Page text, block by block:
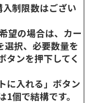
制限数はござい
望の場合は、カー
選択、必要数量を
タンを押下してく
に入れる」ボタン
個で結構です。